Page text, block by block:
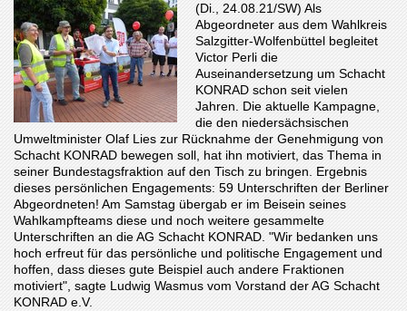
(Di., 24.08.21/SW) Als
Abgeordneter aus dem Wahlkreis
Salzgitter-Wolfenbüttel begleitet
Victor Perli die
Auseinandersetzung um Schacht
KONRAD schon seit vielen
Jahren. Die aktuelle Kampagne,
die den niedersächsischen
Umweltminister Olaf Lies zur Rücknahme der Genehmigung von
Schacht KONRAD bewegen soll, hat ihn motiviert, das Thema in
seiner Bundestagsfraktion auf den Tisch zu bringen. Ergebnis
dieses persönlichen Engagements: 59 Unterschriften der Berliner
Abgeordneten! Am Samstag übergab er im Beisein seines
Wahlkampfteams diese und noch weitere gesammelte
Unterschriften an die AG Schacht KONRAD. "Wir bedanken uns
hoch erfreut für das persönliche und politische Engagement und
hoffen, dass dieses gute Beispiel auch andere Fraktionen
motiviert", sagte Ludwig Wasmus vom Vorstand der AG Schacht
KONRAD e.V.